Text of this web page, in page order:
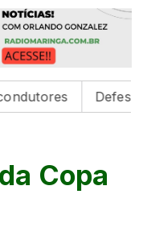
Defesa Civil
Copa